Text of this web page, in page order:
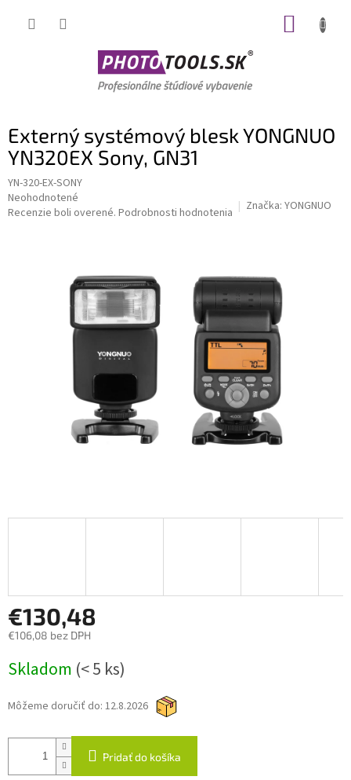
Externý systémový blesk YONGNUO
YN320EX Sony, GN31
YN-320-EX-SONY
Priemerné
hodnotenie
Neohodnotené
Recenzie boli overené. Podrobnosti hodnotenia Značka: YONGNUO
€130,48
€106,08 bez DPH
cena:
Skladom (< 5 ks)
Môžeme doručiť do: 12.8.2026
Pridať do košíka